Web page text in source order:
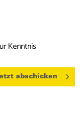
Kenntnis
abschicken